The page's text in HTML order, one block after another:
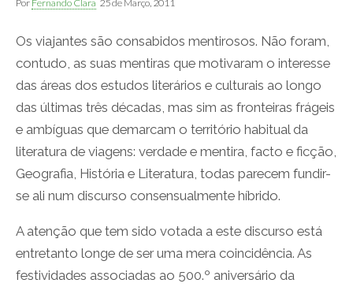
Por Fernando Clara 25 de Março, 2011
Os viajantes são consabidos mentirosos. Não foram,
contudo, as suas mentiras que motivaram o interesse
das áreas dos estudos literários e culturais ao longo
das últimas três décadas, mas sim as fronteiras frágeis
e ambíguas que demarcam o território habitual da
literatura de viagens: verdade e mentira, facto e ficção,
Geografia, História e Literatura, todas parecem fundir-
se ali num discurso consensualmente híbrido.
A atenção que tem sido votada a este discurso está
entretanto longe de ser uma mera coincidência. As
festividades associadas ao 500.º aniversário da